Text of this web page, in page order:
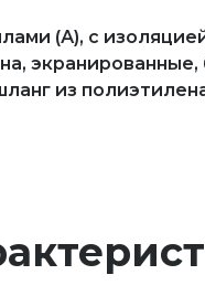
(А), с
из